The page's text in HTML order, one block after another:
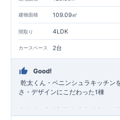
る事で、コストダウンに努めており
中! ・現地ご見学予約受付中◎ 平日
可能です!ご希望のお客様は一度ご
ージに載っていない詳しい内容や
等がございましたらお気軽にご連
東栄住宅 岡崎営業所
建物面積 109.09㎡
間取り 4LDK
カースペース 2台
Good!
​乾太くん・ペニンシュラキッチン
さ・デザインにこだわった1棟
東海道・山陽新幹線 東海道本線 飯